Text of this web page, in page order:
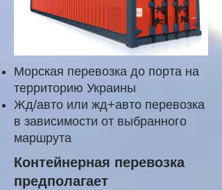
Морская перевозка до порта на
территорию Украины
Жд/авто или жд+авто перевозка
в зависимости от выбранного
маршрута
Контейнерная перевозка
предполагает